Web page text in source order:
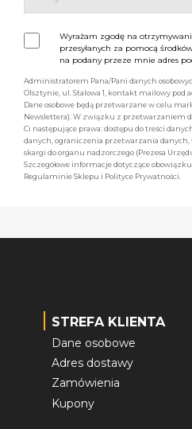
Wyrażam zgodę na
przesyłanych za pomocą
na podany przeze mnie adres
Administratorem Pana/Pani danych
Olsztynie, ul. Stalowa 1, kontakt mailowy pod
Dane osobowe będą przetwarzane w celu
Newslettera). W związku z przetwarzaniem
Ci następujące prawa: dostępu do treści
danych, ograniczenia przetwarzania
skargi do organu nadzorczego (Prezesa
Szczegółowe informacje dotyczące
Regulaminie Sklepu i Polityce Prywatności.
STREFA KLIENTA
Dane osobowe
Adres dostawy
Zamówienia
Kupony